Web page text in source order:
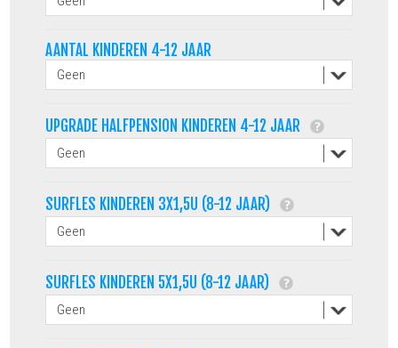
AANTAL KINDEREN 4-12 JAAR
UPGRADE HALFPENSION KINDEREN 4-12 JAAR
SURFLES KINDEREN 3X1,5U (8-12 JAAR)
SURFLES KINDEREN 5X1,5U (8-12 JAAR)